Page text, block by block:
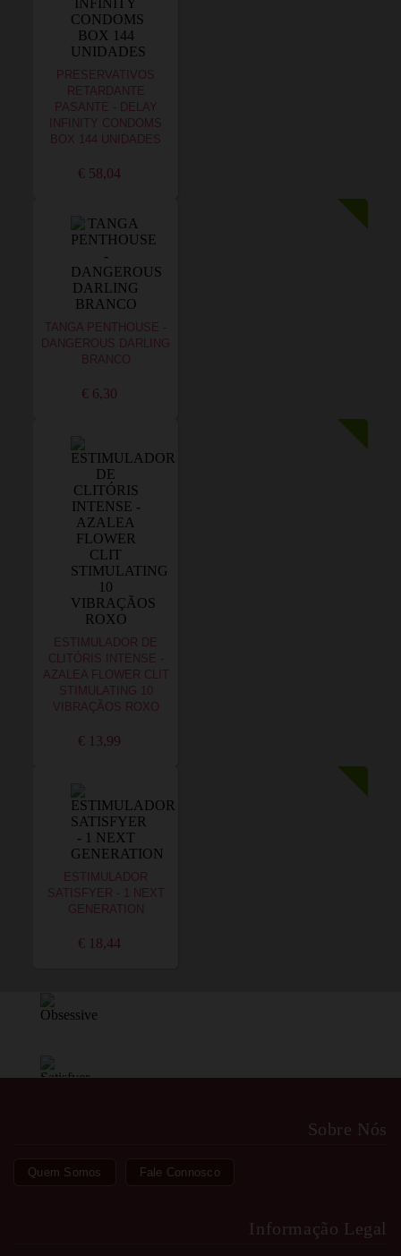
PRESERVATIVOS
RETARDANTE
PASANTE - DELAY
INFINITY CONDOMS
BOX 144 UNIDADES
€ 58,04
TANGA PENTHOUSE -
DANGEROUS DARLING
BRANCO
€ 6,30
ESTIMULADOR DE
CLITÓRIS INTENSE -
AZALEA FLOWER CLIT
STIMULATING 10
VIBRAÇÃOS ROXO
€ 13,99
ESTIMULADOR
SATISFYER - 1 NEXT
GENERATION
€ 18,44
Sobre Nós
Quem Somos Fale Connosco
Informação Legal